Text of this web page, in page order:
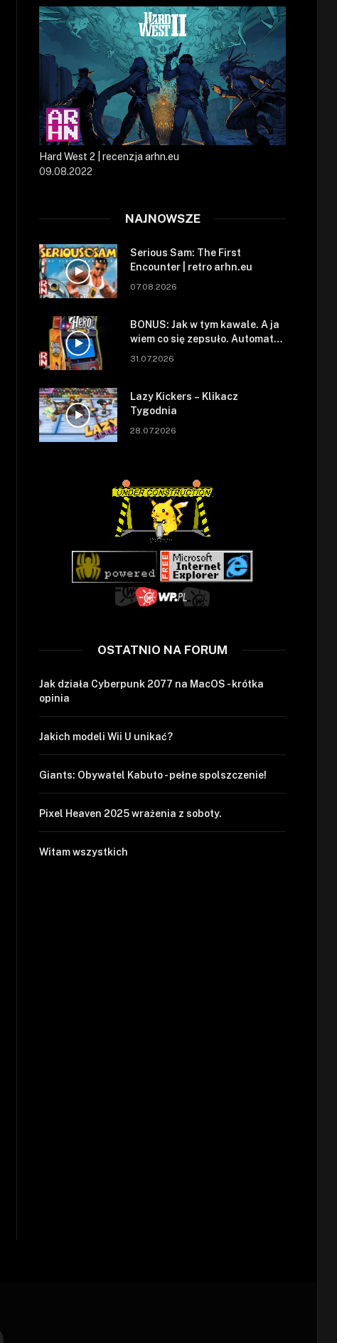
Hard West 2 | recenzja arhn.eu
09.08.2022
NAJNOWSZE
Serious Sam: The First
Encounter | retro arhn.eu
07.08.2026
BONUS: Jak w tym kawale. A ja
wiem co się zepsuło. Automat
31.07.2026
Lazy Kickers – Klikacz
Tygodnia
28.07.2026
OSTATNIO NA FORUM
Jak działa Cyberpunk 2077 na MacOS - krótka
opinia
Jakich modeli Wii U unikać?
Giants: Obywatel Kabuto - pełne spolszczenie!
Pixel Heaven 2025 wrażenia z soboty.
Witam wszystkich